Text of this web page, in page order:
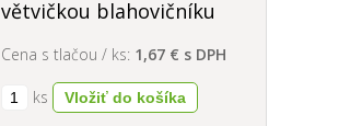
větvičkou blahovičníku
Cena s tlačou / ks: 1,67 € s DPH
ks